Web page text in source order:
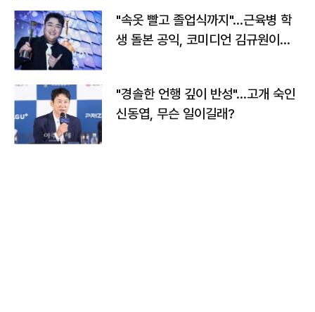
"속옷 빨고 졸업식까지"…근육병 학
생 돌본 공익, 코미디언 김규원이었
"경솔한 언행 깊이 반성"…고개 숙인
신동엽, 무슨 일이길래?